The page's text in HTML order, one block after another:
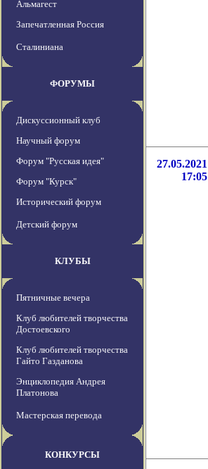
Альмагест
Запечатленная Россия
Сталиниана
ФОРУМЫ
Дискуссионный клуб
Научный форум
Форум "Русская идея"
Форум "Курск"
Исторический форум
Детский форум
КЛУБЫ
Пятничные вечера
Клуб любителей творчества
Достоевского
Клуб любителей творчества
Гайто Газданова
Энциклопедия Андрея
Платонова
Мастерская перевода
КОНКУРСЫ
27.05.2021
17:05